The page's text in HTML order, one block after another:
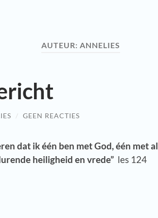
AUTEUR: ANNELIES
/ GEEN REACTIES
dat ik één ben met God, één met
heiligheid en vrede” les 124